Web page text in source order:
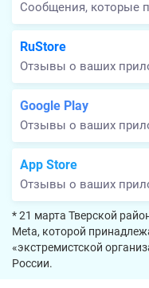
Сообщения, которые
RuStore
Отзывы о ваших
Google Play
Отзывы о ваших
App Store
Отзывы о ваших
* 21 марта Тверской
Meta, которой
«экстремистской
России.